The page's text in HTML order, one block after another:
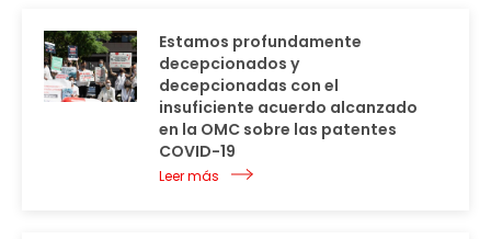
Estamos profundamente
decepcionados y
decepcionadas con el
insuficiente acuerdo alcanzado
en la OMC sobre las patentes
COVID-19
Leer más